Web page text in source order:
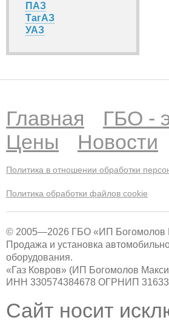
ПАЗ
ТагАЗ
УАЗ
Главная
ГБО -
Цены
Новости
Политика в отношении обработки
Политика обработки файлов cookie
© 2005—2026 ГБО «ИП Богомолов
Продажа и установка
оборудования.
«Газ Ковров» (ИП Богомолов
ИНН 330574384678 ОГРНИП
Сайт носит